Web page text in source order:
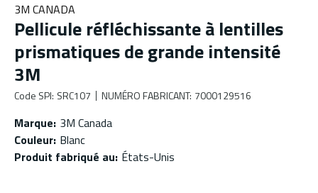
3M CANADA
Pellicule réfléchissante à lentilles
prismatiques de grande intensité
3M
Code SPI: SRC107 NUMÉRO FABRICANT: 7000129516
Marque: 3M Canada
Couleur: Blanc
Produit fabriqué au: États-Unis